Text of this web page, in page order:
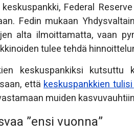
Federal
Fedin mukaan
alta ilmoittamatta, vaan
tulee tehdä
keskuspankiksi kutsuttu
että keskuspankkien
muiden
”ensi vuonna”